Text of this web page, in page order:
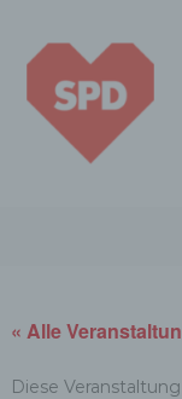
« Alle
Diese